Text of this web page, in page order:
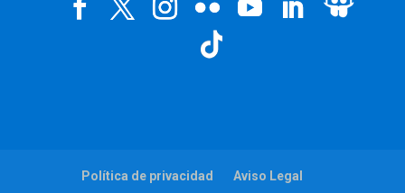
Política de privacidad Aviso Legal